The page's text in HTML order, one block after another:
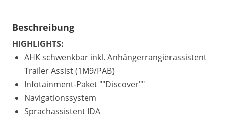
Beschreibung
HIGHLIGHTS:
AHK schwenkbar inkl. Anhängerrangierassistent
Trailer Assist (1M9/PAB)
Infotainment-Paket ""Discover""
Navigationssystem
Sprachassistent IDA